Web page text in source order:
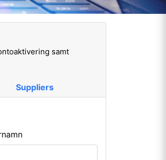
samt
Suppliers